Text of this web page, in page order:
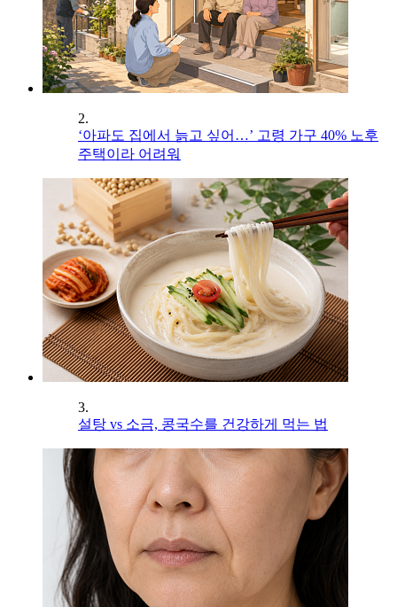
2.
‘아파도 집에서 늙고 싶어…’ 고령 가구 40% 노후
주택이라 어려워
3.
설탕 vs 소금, 콩국수를 건강하게 먹는 법